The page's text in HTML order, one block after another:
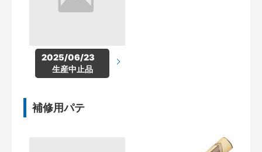
2025/06/23
生産中止品
補修用パテ